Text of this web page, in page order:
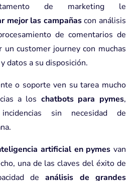
de marketing le
mejor las campañascon análisis
de comentarios de
un customer journey con muchas
datos a su disposición.
o soporte ven su tarea mucho
a los chatbots para pymes,
sin necesidad de
artificial en pymes van
una de las claves del éxito de
deanálisis de grandes